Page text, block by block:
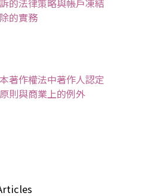
的法律策略與帳戶凍結
的實務
著作權法中著作人認定
則與商業上的例外